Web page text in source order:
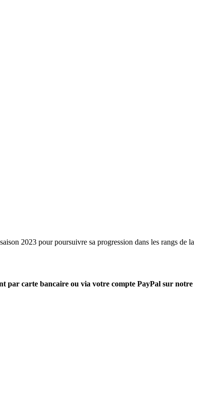
2023 pour poursuivre sa progression dans les rangs de la
par carte bancaire ou via votre compte PayPal sur notre